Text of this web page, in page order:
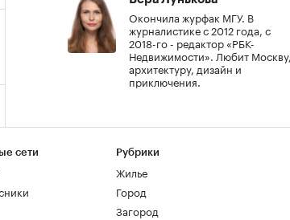
Окончила журфак МГУ. В
журналистике с 2012 года, с
2018-го - редактор «РБК-
Недвижимости». Любит Москву,
архитектуру, дизайн и
приключения.
сети Рубрики
Жилье
Город
Загород